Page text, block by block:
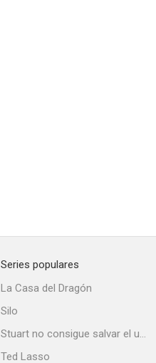
Series populares
La Casa del Dragón
Silo
Stuart no consigue salvar el universo
Ted Lasso